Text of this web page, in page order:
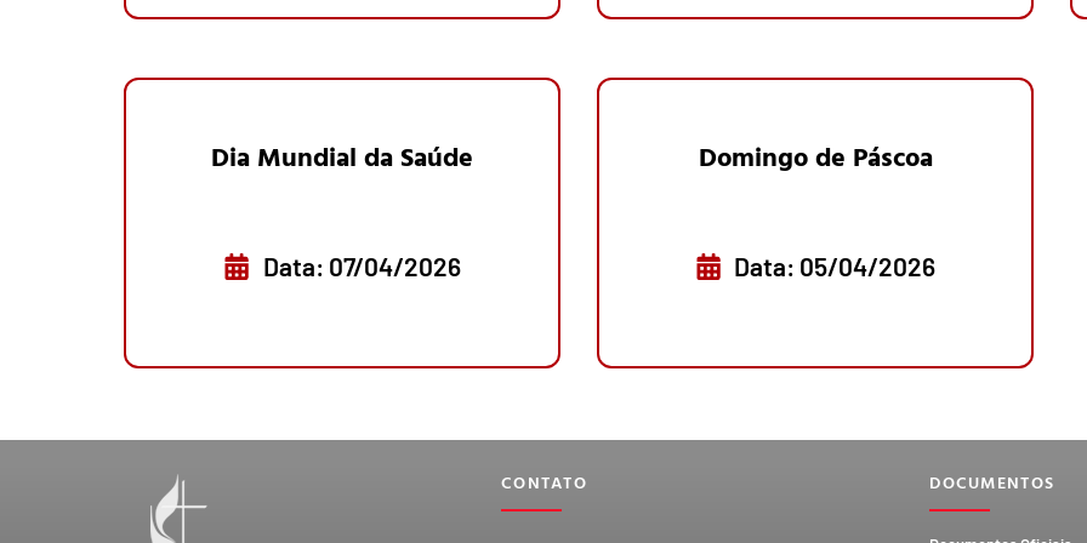
Dia Mundial da Saúde
Data: 07/04/2026
Domingo de Páscoa
Data: 05/04/2026
CONTATO DOCUMENTOS